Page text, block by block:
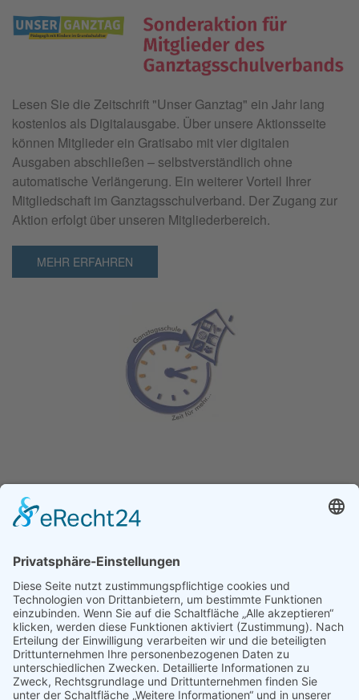
Lesen Sie die Zeitschrift "Unser Ganztag" ein Jahr lang
kostenlos als Digitalausgabe. Über unsere Aktionsseite
können Mitglieder ein Gratisabo mit vier digitalen
Ausgaben abschließen – selbstverständlich ohne
automatische Verlängerung. Ein weiterer Vorteil Ihrer
Mitgliedschaft im Ganztagsschulverband. Der Zugang zur
Aktion erfolgt über unseren Mitgliederbereich.
MEHR ERFAHREN
Ganz­tag­sschul­ver­band e.V.
04277 Leipzig
E-Mail:buelau@ganztagsschulverband.de